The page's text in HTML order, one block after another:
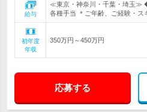
給与
≪東京・神奈川・千葉・埼玉≫
各種手当 ＊ご年齢、ご経験・ス
初年度
年収
350万円～450万円
応募する